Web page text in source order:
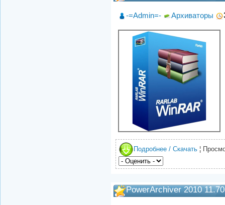
-=Admin=- Архиваторы
Подробнее / Скачать ¦
PowerArchiver 2010